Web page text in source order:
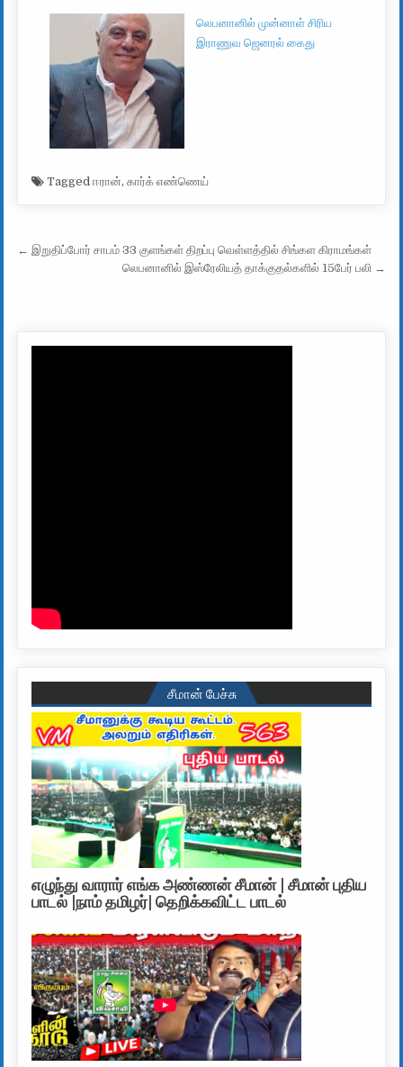
லெபனானில் முன்னாள் சிரிய
இராணுவ ஜெனரல் கைது
Taggedஈரான்,கார்க் எண்ணெய்
Post navigation
← இறுதிப்போர் சாபம் 33 குளங்கள் திறப்பு வெள்ளத்தில் சிங்கள கிராமங்கள்
லெபனானில் இஸ்ரேலியத் தாக்குதல்களில் 15பேர் பலி →
சீமான் பேச்சு
எழுந்து வாரார் எங்க அண்ணன் சீமான் | சீமான் புதிய
பாடல் |நாம் தமிழர்| தெறிக்கவிட்ட பாடல்